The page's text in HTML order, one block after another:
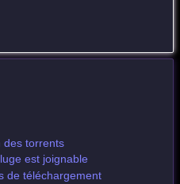
des torrents
est joignable
de téléchargement